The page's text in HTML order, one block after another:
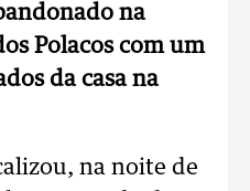
na
Polacos com um
da casa na
na noite de